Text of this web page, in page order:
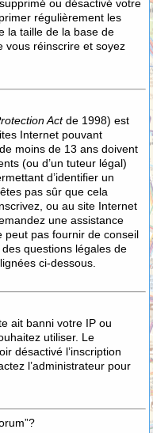
ou désactivé votre
régulièrement les
la taille de la base de
vous réinscrire et soyez
Actde 1998) est
Internet pouvant
moins de 13 ans doivent
(ou d’un tuteur légal)
d’identifier un
pas sûr que cela
ou au site Internet
une assistance
peut pas fournir de conseil
questions légales de
ci-dessous.
ait banni votre IP ou
utiliser. Le
désactivé l’inscription
l’administrateur pour